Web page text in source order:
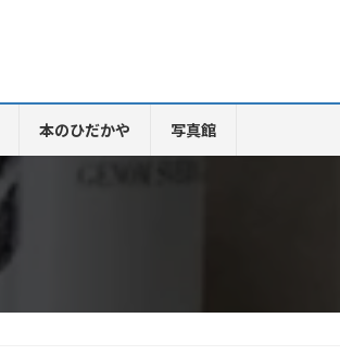
本のひだかや 写真館